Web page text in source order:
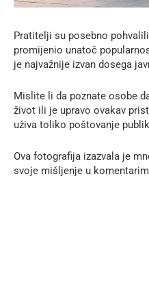
Pratitelji su posebno
promijenio unatoč
je najvažnije izvan dosega
Mislite li da poznate osobe
život ili je upravo ovakav
uživa toliko poštovanje
Ova fotografija izazvala je
svoje mišljenje u